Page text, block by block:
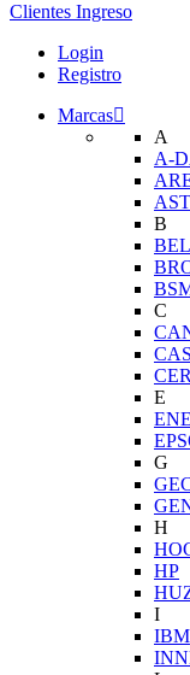
Clientes Ingreso
Login
Registro
Marcas
A
A-
B
C
E
G
H
HP
I
IBM